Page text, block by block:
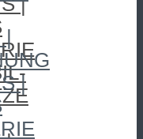
|
|